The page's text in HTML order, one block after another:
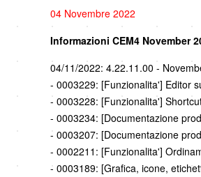
04 Novembre 2022
Informazioni CEM4 November
04/11/2022: 4.22.11.00 -
- 0003229: [Funzionalita'] Editor
- 0003228: [Funzionalita']
- 0003234: [Documentazione
- 0003207: [Documentazione
- 0002211: [Funzionalita']
- 0003189: [Grafica, icone,